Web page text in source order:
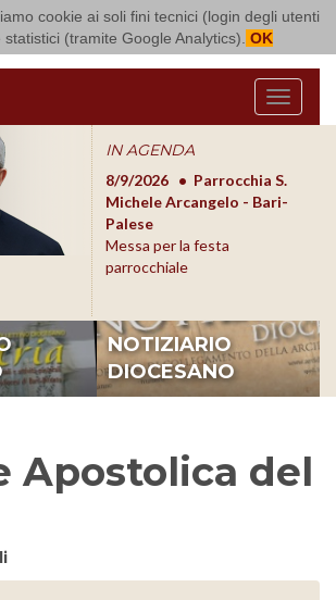
cookie ai soli fini tecnici (login degli utenti
(tramite Google Analytics). OK
di Bari Bitonto
Menu
IN AGENDA
Conversano
8/9/2026
Parrocchia S.
Michele Arcangelo - Bari-
Palese
Messa per la festa
parrocchiale
NOTIZIARIO
DIOCESANO
Apostolica del